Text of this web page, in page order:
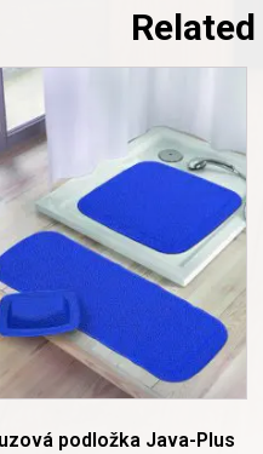
podložka Java-Plus